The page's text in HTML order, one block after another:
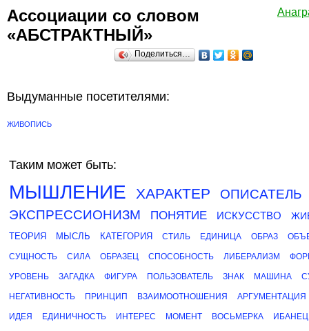
Ассоциации со словом
«АБСТРАКТНЫЙ»
Поделиться…
Выдуманные посетителями:
ЖИВОПИСЬ
Таким может быть:
МЫШЛЕНИЕ ХАРАКТЕР
ОПИСАТЕЛЬ
ЭКСПРЕССИОНИЗМ
ПОНЯТИЕ ИСКУССТВО
ТЕОРИЯ МЫСЛЬ КАТЕГОРИЯ СТИЛЬ ЕДИНИЦА ОБРАЗ
СУЩНОСТЬ СИЛА ОБРАЗЕЦ СПОСОБНОСТЬ ЛИБЕРАЛИЗМ
УРОВЕНЬ ЗАГАДКА ФИГУРА ПОЛЬЗОВАТЕЛЬ ЗНАК МАШИНА
НЕГАТИВНОСТЬ ПРИНЦИП ВЗАИМООТНОШЕНИЯ АРГУМЕНТАЦИЯ
ИДЕЯ ЕДИНИЧНОСТЬ ИНТЕРЕС МОМЕНТ ВОСЬМЕРКА ИБАНЕЦ